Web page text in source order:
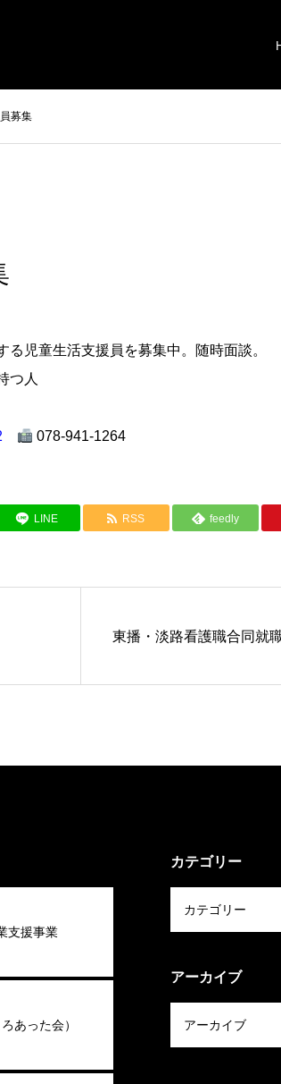
募集
児童生活支援員を募集中。随時面談。
つ人
078-941-1264
LINE RSS feedly
東播・淡路看護職合同就
支援事業
あった会）
カテゴリー
アーカイブ